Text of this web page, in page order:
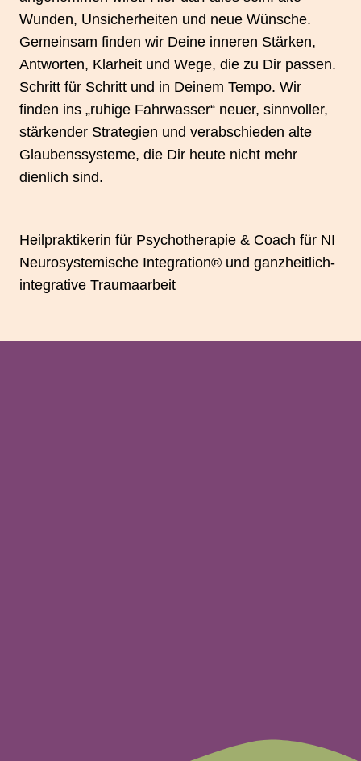
Wunden, Unsicherheiten und neue Wünsche.
Gemeinsam finden wir Deine inneren Stärken,
Antworten, Klarheit und Wege, die zu Dir passen.
Schritt für Schritt und in Deinem Tempo. Wir
finden ins „ruhige Fahrwasser“ neuer, sinnvoller,
stärkender Strategien und verabschieden alte
Glaubenssysteme, die Dir heute nicht mehr
dienlich sind.
Heilpraktikerin für Psychotherapie & Coach für NI
Neurosystemische Integration® und ganzheitlich-
integrative Traumaarbeit